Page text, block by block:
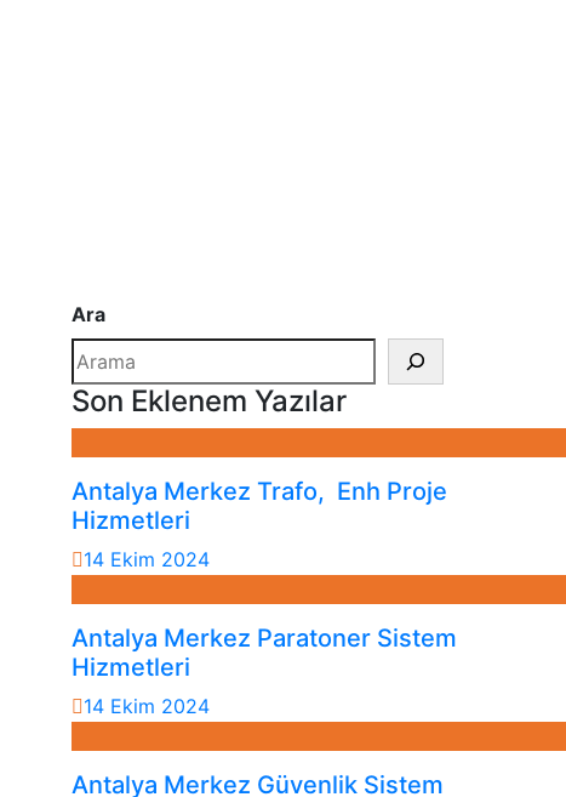
Ara
Son Eklenem Yazılar
Antalya Merkez Trafo, Enh Proje
Hizmetleri
14 Ekim 2024
Antalya Merkez Paratoner Sistem
Hizmetleri
14 Ekim 2024
Antalya Merkez Güvenlik Sistem